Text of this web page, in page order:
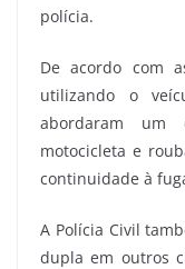
polícia.
De acordo com
utilizando o
abordaram um
motocicleta e
continuidade à
A Polícia Civil
dupla em outros